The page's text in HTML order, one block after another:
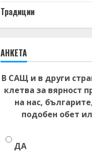
Традиции
АНКЕТА
В САЩ и в други
клетва за вярност
на нас,
подобен обет
ДА